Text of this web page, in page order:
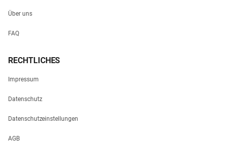
Über uns
FAQ
RECHTLICHES
Impressum
Datenschutz
Datenschutzeinstellungen
AGB